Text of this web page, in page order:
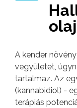
A kender
vegyületet,
tartalmaz. Az
(kannabidiol) -
terápiás